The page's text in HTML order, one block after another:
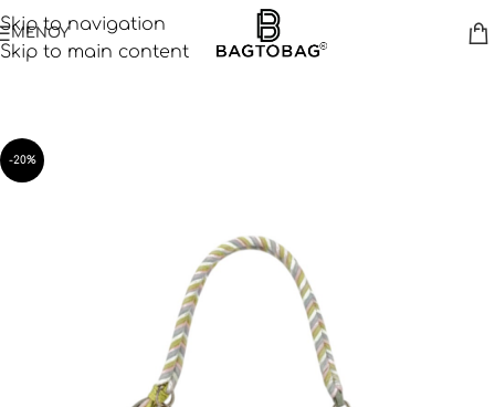
Skip to navigation
Skip to main content
ΜΕΝΟΥ
-20%